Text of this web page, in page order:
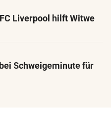
Liverpool hilft Witwe
Schweigeminute für